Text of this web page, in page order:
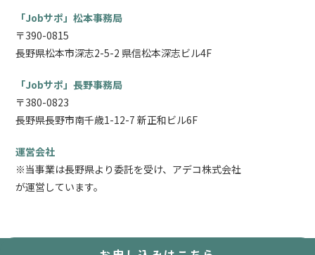
「Jobサポ」松本事務局
〒390-0815
長野県松本市深志2-5-2 県信松本深志ビル4F
「Jobサポ」長野事務局
〒380-0823
長野県長野市南千歳1-12-7 新正和ビル6F
運営会社
※当事業は長野県より委託を受け、アデコ株式会社
が運営しています。